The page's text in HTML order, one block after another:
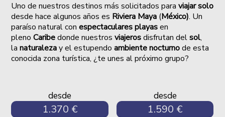
Uno de nuestros destinos más solicitados paraviajar solo
desde hace algunos años es Riviera Maya (México). Un
paraíso natural conespectaculares playasen
plenoCaribedonde nuestros viajerosdisfrutan delsol,
lanaturalezay el estupendoambiente nocturnode esta
conocida zona turística, ¿te unes al próximo grupo?
desde
1.370 €
desde
1.590 €